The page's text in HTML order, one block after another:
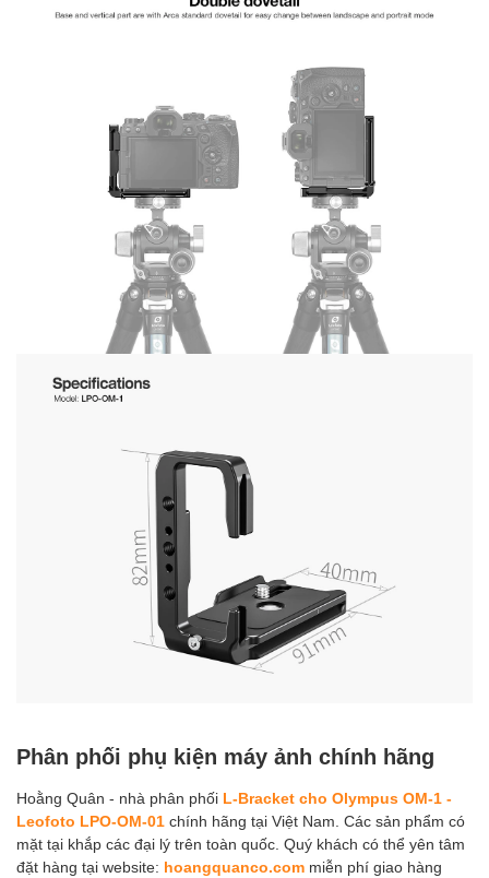
Phân phối phụ kiện máy ảnh chính hãng
Hoằng Quân - nhà phân phối L-Bracket cho Olympus OM-1 -
Leofoto LPO-OM-01 chính hãng tại Việt Nam. Các sản phẩm có
mặt tại khắp các đại lý trên toàn quốc. Quý khách có thể yên tâm
đặt hàng tại website: hoangquanco.com miễn phí giao hàng